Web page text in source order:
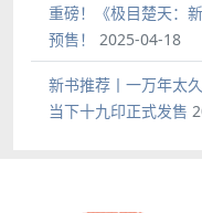
重磅！《极目楚天：
预售！ 2025-04-18
新书推荐丨一万年太
当下十九印正式发售